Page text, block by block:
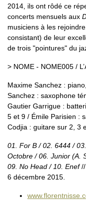
2014, ils ont rôdé ce
concerts mensuels aux
musiciens à les
consistant) de leur
de trois "pointures" du
> NOME - NOME005 /
Maxime Sanchez :
Sanchez : saxophone
Gautier Garrigue :
5 et 9 / Émile Parisien :
Codjia : guitare sur 2, 3
01. For B / 02. 6444 /
Octobre / 06. Junior (A.
09. No Head / 10. Enef
6 décembre 2015.